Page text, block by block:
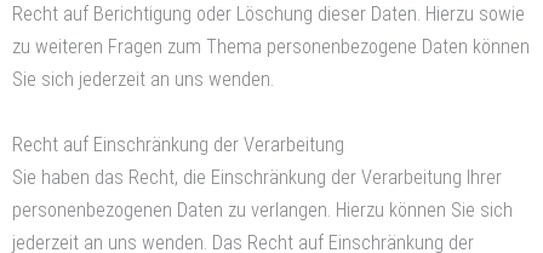
Recht auf Berichtigung oder Löschung dieser Daten. Hierzu sowie
zu weiteren Fragen zum Thema personenbezogene Daten können
Sie sich jederzeit an uns wenden.
Recht auf Einschränkung der Verarbeitung
Sie haben das Recht, die Einschränkung der Verarbeitung Ihrer
personenbezogenen Daten zu verlangen. Hierzu können Sie sich
jederzeit an uns wenden. Das Recht auf Einschränkung der